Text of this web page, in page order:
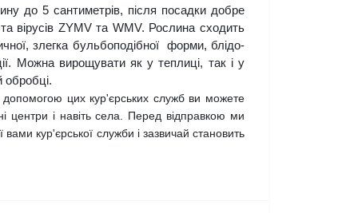
до 5 сантиметрів, після посадки добре
вірусів ZYMV та WMV. Рослина сходить
злегка бульбоподібної  форми, блідо-
Можна вирощувати як у теплиці, так і у
обробці.
цих кур'єрських служб ви можете
центри і навіть села. Перед відправкою ми
кур'єрської служби і зазвичай становить